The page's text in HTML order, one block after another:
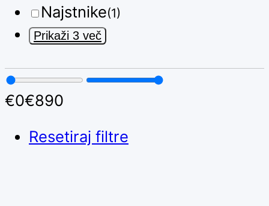
Najstnike(1)
Prikaži 3 več
€0€890
Resetiraj filtre